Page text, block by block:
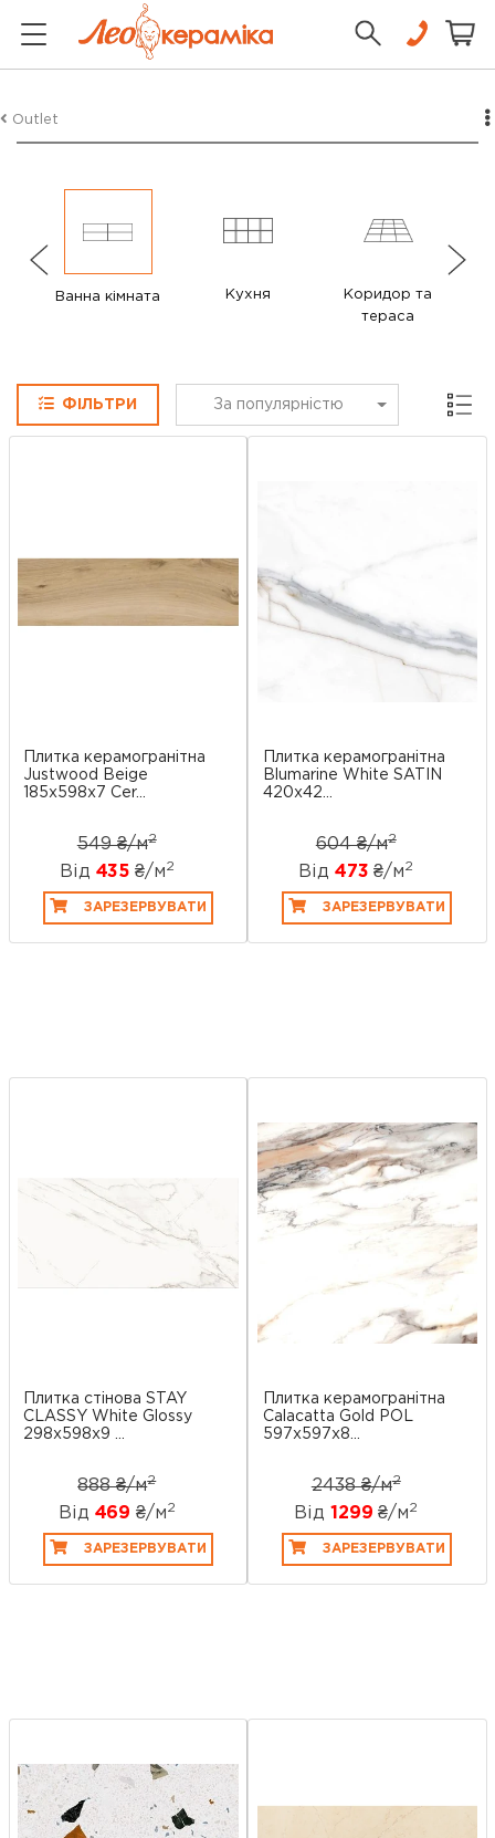
Outlet
Ванна кімната Кухня
Коридор та
тераса
ФІЛЬТРИ За популярністю Сітка
Плитка керамогранітна
Justwood Beige
185x598x7 Cer...
549 ₴/м2
Від 435 ₴/м2
ЗАРЕЗЕРВУВАТИ
Плитка керамогранітна
Blumarine White SATIN
420x42...
604 ₴/м2
Від 473₴/м2
ЗАРЕЗЕРВУВАТИ
Плитка стінова STAY
CLASSY White Glossy
298x598x9 ...
888 ₴/м2
Від 469 ₴/м2
ЗАРЕЗЕРВУВАТИ
Плитка керамогранітна
Calacatta Gold POL
597x597x8...
2438 ₴/м2
Від 1299₴/м2
ЗАРЕЗЕРВУВАТИ